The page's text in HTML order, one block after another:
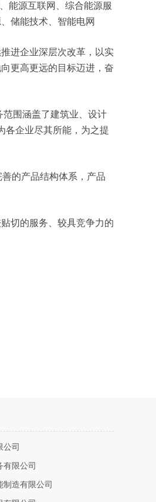
能源互联网、综合能源服
储能技术、智能电网
进企业深层次改革，以实
更高更远的目标迈进，奋
围涵盖了建筑业、设计
各企业尽其所能，为之提
的产品结构体系，产品
切的服务、较具竞争力的
公司
限公司
造有限公司